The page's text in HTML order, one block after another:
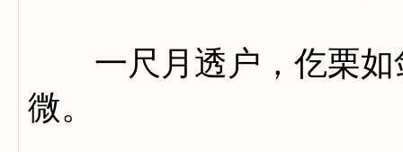
一尺月透户，仡栗如
微。